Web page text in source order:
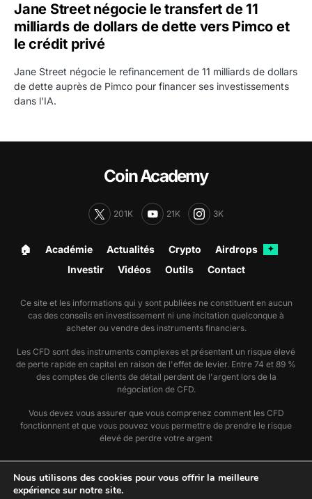
Jane Street négocie le transfert de 11
milliards de dollars de dette vers Pimco et
le crédit privé
Jane Street négocie le refinancement de 11 milliards de dollars
de dette auprès de Pimco pour financer ses investissements
dans l'IA.
Coin Academy
201K 21K 3K
🏠︎ Académie Actualités Crypto Airdrops ✦
Investir Vidéos Outils Contact
Ce site et les informations qui y sont publiées ne constituent en aucun
cas des conseils en investissement ni une incitation quelconque à
acheter ou vendre des instruments financiers.
Les CFD sont des instruments complexes et présentent un risque élevé
de perte rapide en capital en raison de l'effet de levier. Entre 74 et 89 %
des comptes de clients de détail perdent de l'argent lors de la
négociation de CFD.
Vous devez vous assurer que vous comprenez comment les CFD
fonctionnent et que vous pouvez vous permettre de prendre le risque
élevé de perdre votre argent
🗞️ Nous suivre sur Google Actualité
📣 Utiliser notre flux RSS actu
Nous utilisons des cookies pour vous offrir la meilleure
expérience sur notre site.